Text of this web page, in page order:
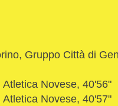
Gruppo Città di
Atletica Novese, 40'56"
Atletica Novese, 40'57"